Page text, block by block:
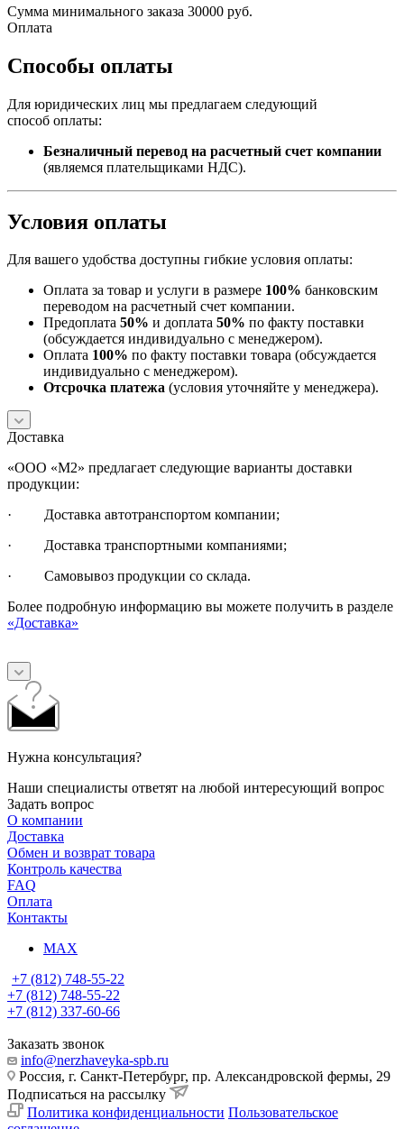
Сумма минимального заказа 30000 руб.
Оплата
Способы оплаты
Для юридических лиц мы предлагаем следующий
способ оплаты:
Безналичный перевод на расчетный счет компании
(являемся плательщиками НДС).
Условия оплаты
Для вашего удобства доступны гибкие условия оплаты:
Оплата за товар и услуги в размере 100% банковским
переводом на расчетный счет компании.
Предоплата 50% и доплата 50% по факту поставки
(обсуждается индивидуально с менеджером).
Оплата 100% по факту поставки товара (обсуждается
индивидуально с менеджером).
Отсрочка платежа (условия уточняйте у менеджера).
Доставка
«ООО «М2» предлагает следующие варианты доставки
продукции:
· Доставка автотранспортом компании;
· Доставка транспортными компаниями;
· Самовывоз продукции со склада.
Более подробную информацию вы можете получить в разделе
«Доставка»
Нужна консультация?
Наши специалисты ответят на любой интересующий вопрос
Задать вопрос
О компании
Доставка
Обмен и возврат товара
Контроль качества
FAQ
Оплата
Контакты
MAX
+7 (812) 748-55-22
+7 (812) 748-55-22
+7 (812) 337-60-66
Заказать звонок
info@nerzhaveyka-spb.ru
Россия, г. Санкт-Петербург, пр. Александровской фермы, 29
Подписаться на рассылку
Политика конфиденциальности Пользовательское